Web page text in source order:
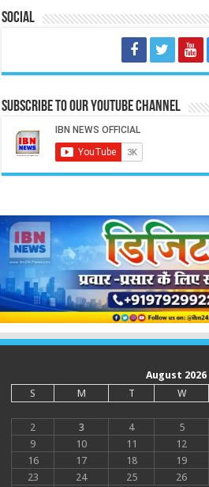
Social
Subscribe to our Youtube Channel
August 2026
S
M T W
2
3 4 5
9
10 11 12
16
17 18 19
23
24 25 26